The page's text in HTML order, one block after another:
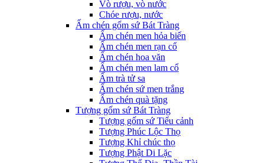
Vò rượu, vò nước
Chóe rượu, nước
Ấm chén gốm sứ Bát Tràng
Ấm chén men hỏa biến
Ấm chén men rạn cổ
Ấm chén hoa văn
Ấm chén men lam cổ
Ấm trà tử sa
Ấm chén sứ men trắng
Ấm chén quà tặng
Tượng gốm sứ Bát Tràng
Tượng gốm sứ Tiểu cảnh
Tượng Phúc Lộc Thọ
Tượng Khỉ chúc thọ
Tượng Phật Di Lặc